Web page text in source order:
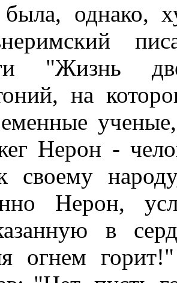
однако,
"Жизнь
на
Нерон -
своему
Нерон,
в
огнем